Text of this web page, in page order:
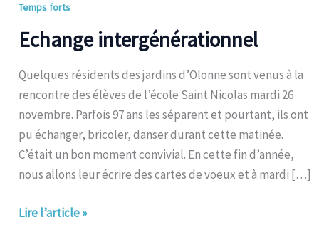
Temps forts
Echange intergénérationnel
Quelques résidents des jardins d’Olonne sont venus à la
rencontre des élèves de l’école Saint Nicolas mardi 26
novembre. Parfois 97 ans les séparent et pourtant, ils ont
pu échanger, bricoler, danser durant cette matinée.
C’était un bon moment convivial. En cette fin d’année,
nous allons leur écrire des cartes de voeux et à mardi […]
Lire l’article »